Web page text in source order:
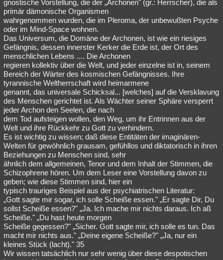
gnostische Vorstellung, die der „Archonen" (gr.: Herrscher), die als
primär dämonische Organismen
wahrgenommen wurden, die im Pleroma, der unbewußten Psyche
oder im Mind-Space wohnen.
Das Universum, die Domäne der Archonen, ist wie ein riesiges
Gefängnis, dessen innerster Kerker die Erde ist, der Ort des
menschlichen Lebens .... Die Archonen
regieren kollektiv über die Welt, und jeder einzelne ist in, seinem
Bereich der Wärter des kosmischen Gefängnisses. Ihre
tyrannische Weltherrschaft wird heimarmene
genannt, das universale Schicksal... [welches] auf die Versklavung
des Menschen gerichtet ist. Als Wächter seiner Sphäre versperrt
jeder Archon den Seelen, die nach
dem Tod aufsteigen wollen, den Weg, um ihr Entrinnen aus der
Welt und ihre Rückkehr zu Gott zu verhindern.
Es ist wichtig zu wissen; daß diese Entitäten der imaginären-
Welten für gewöhnlich grausam, gefühllos und diktatorisch in ihren
Beziehungen zu Menschen sind, sehr
ähnlich dem allgemeinen, Tenor und dem Inhalt der Stimmen, die
Schizophrene hören. Um dem Leser eine Vorstellung davon zu
geben; wie diese Stimmen sind, hier ein
typisch trauriges Beispiel aus der psychiatrischen Literatur:
„Gott sagte mir sogar, ich solle Scheiße essen." „Er sagte Dir, Du
sollst Scheiße essen?" „Ja. Ich mache mir nichts daraus. Ich aß
Scheiße." „Du hast heute morgen
Scheiße gegessen?" „Sicher. Gott sagte mir, ich solle es tun. Das
macht mir nichts aus." „Deine eigene Scheiße?" „Ja, nur ein
kleines Stück (lacht)." 35
Wir wissen tatsächlich nur sehr wenig über diese despotischen